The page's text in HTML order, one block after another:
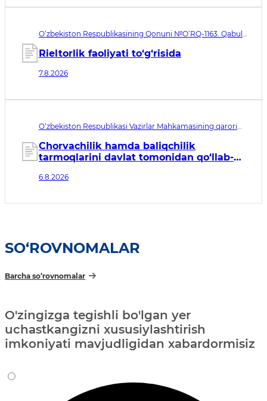
O‘zbekiston Respublikasining Qonuni №O‘RQ-1163. Qabul
Rieltorlik faoliyati to‘g‘risida
7.8.2026
O‘zbekiston Respublikasi Vazirlar Mahkamasining qarori
sanasi 07.08.2026
Chorvachilik hamda baliqchilik
tarmoqlarini davlat tomonidan qo‘llab-
tadbirlari to‘g‘risida
6.8.2026
SO‘ROVNOMALAR
Barcha so‘rovnomalar
O'zingizga tegishli bo'lgan yer
uchastkangizni xususiylashtirish
imkoniyati mavjudligidan xabardormisiz